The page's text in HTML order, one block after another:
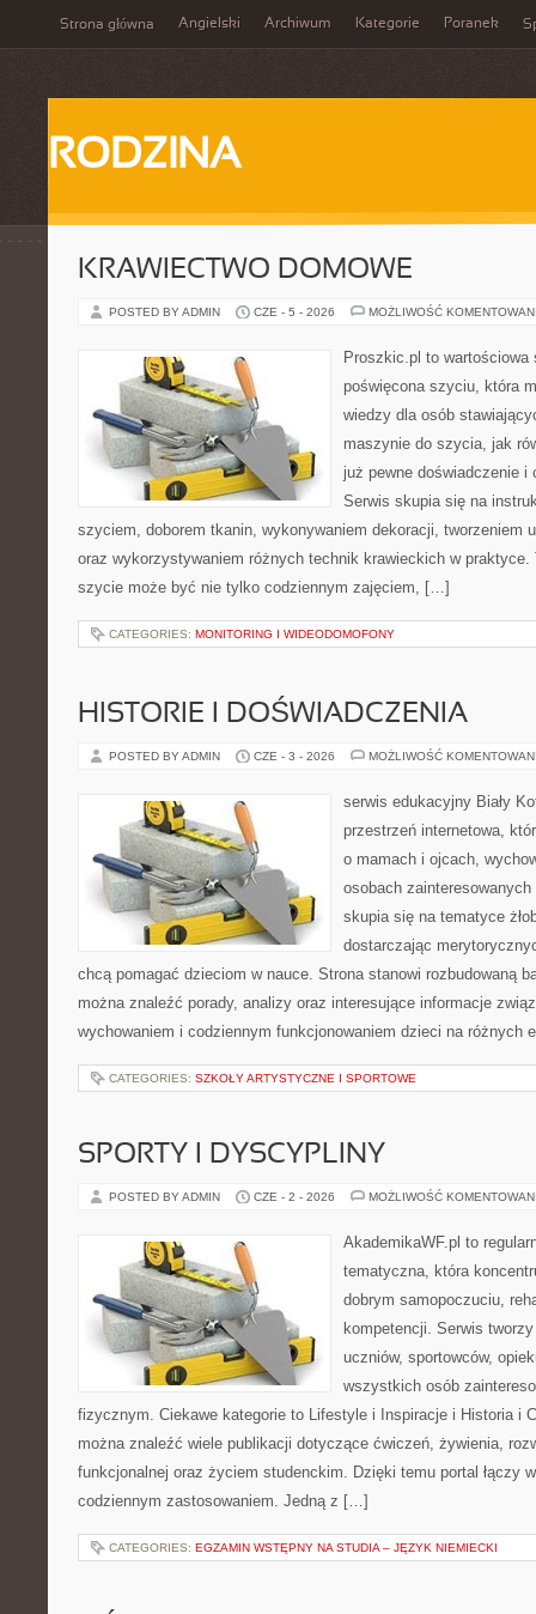
Strona główna Angielski Archiwum Kategorie Poranek
RODZINA
KRAWIECTWO DOMOWE
POSTED BY ADMIN CZE - 5 - 2026 MOŻLIWOŚĆ
Proszkic.pl to wartościowa
poświęcona szyciu, która
wiedzy dla osób
maszynie do szycia, jak
już pewne doświadczenie
Serwis skupia się na
szyciem, doborem tkanin, wykonywaniem dekoracji, tworzeniem
oraz wykorzystywaniem różnych technik krawieckich w
szycie może być nie tylko codziennym zajęciem, […]
CATEGORIES: MONITORING I WIDEODOMOFONY
HISTORIE I DOŚWIADCZENIA
POSTED BY ADMIN CZE - 3 - 2026 MOŻLIWOŚĆ
serwis edukacyjny Biały
przestrzeń internetowa,
o mamach i ojcach,
osobach
skupia się na tematyce
dostarczając
chcą pomagać dzieciom w nauce. Strona stanowi rozbudowaną
można znaleźć porady, analizy oraz interesujące informacje
wychowaniem i codziennym funkcjonowaniem dzieci na różnych
CATEGORIES: SZKOŁY ARTYSTYCZNE I SPORTOWE
SPORTY I DYSCYPLINY
POSTED BY ADMIN CZE - 2 - 2026 MOŻLIWOŚĆ
AkademikaWF.pl to
tematyczna, która
dobrym samopoczuciu,
kompetencji. Serwis
uczniów, sportowców,
wszystkich osób
fizycznym. Ciekawe kategorie to Lifestyle i Inspiracje i Historia i
można znaleźć wiele publikacji dotyczące ćwiczeń, żywienia,
funkcjonalnej oraz życiem studenckim. Dzięki temu portal łączy
codziennym zastosowaniem. Jedną z […]
CATEGORIES: EGZAMIN WSTĘPNY NA STUDIA – JĘZYK NIEMIECKI